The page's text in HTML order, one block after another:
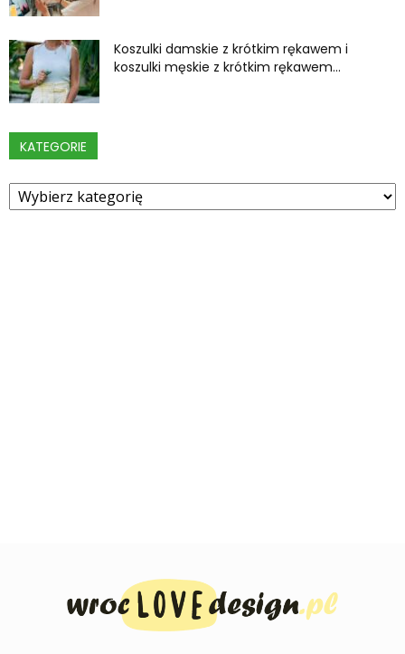
Koszulki damskie z krótkim rękawem i
koszulki męskie z krótkim rękawem...
KATEGORIE
Kategorie